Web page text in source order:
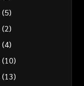
(5)
(2)
(4)
(10)
(13)